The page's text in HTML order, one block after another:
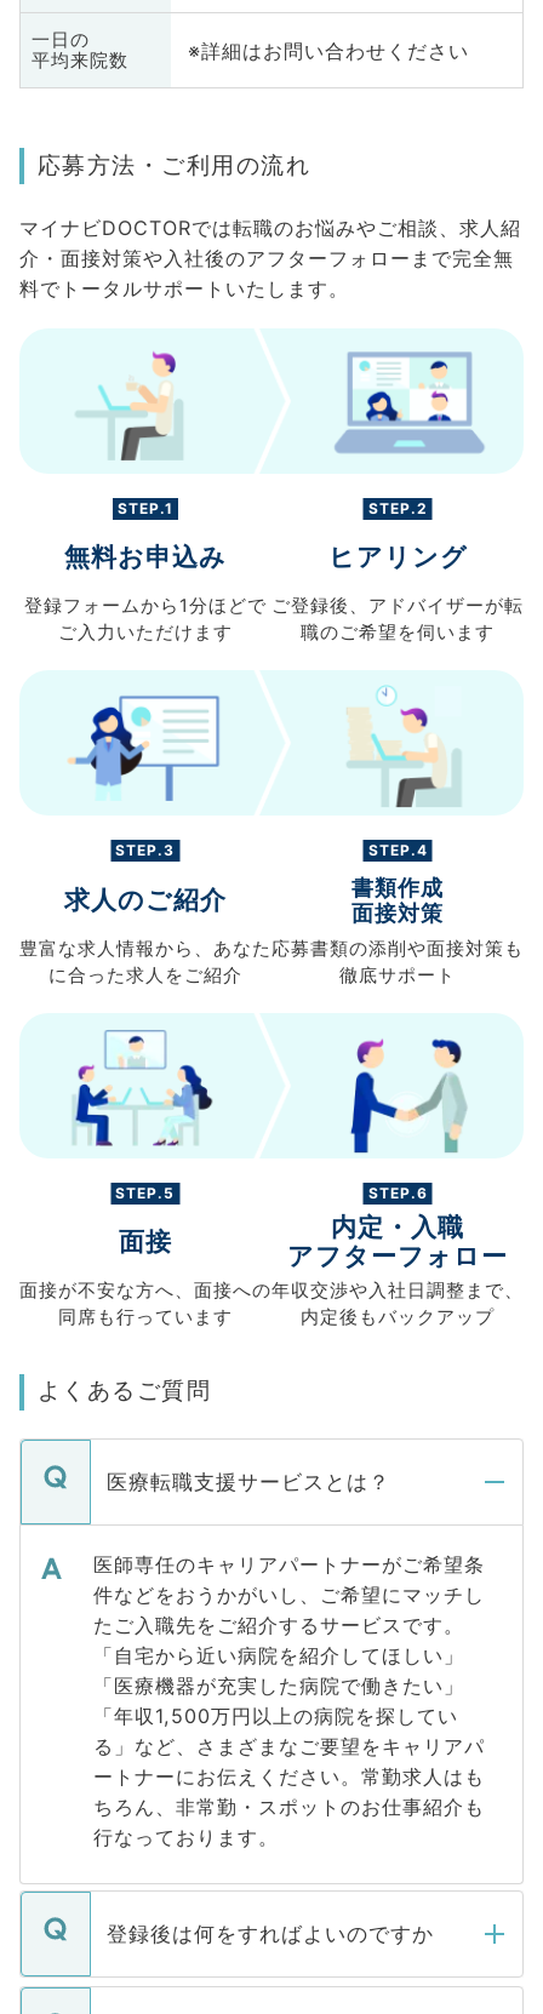
一日の
平均来院数
※詳細はお問い合わせください
応募方法・ご利用の流れ
マイナビDOCTORでは転職のお悩みやご相談、求人紹
介・面接対策や入社後のアフターフォローまで完全無
料でトータルサポートいたします。
STEP.1
無料お申込み
登録フォームから 1分ほどで
ご入力 いただけます
STEP.2
ヒアリング
ご登録後、 アドバイザーが転
職のご希望を伺います
STEP.3
求人のご紹介
豊富な求人情報から、 あなた
に合った求人を ご紹介
STEP.4
書類作成
面接対策
応募書類の添削や面接対策も
徹底サポート
STEP.5
面接
面接が不安な方へ、 面接への
同席も行っています
STEP.6
内定・入職
アフターフォロー
年収交渉や入社日調整まで、
内定後もバックアップ
よくあるご質問
医療転職支援サービスとは？
医師専任のキャリアパートナーがご希望条
件などをおうかがいし、ご希望にマッチし
たご入職先をご紹介するサービスです。
「自宅から近い病院を紹介してほしい」
「医療機器が充実した病院で働きたい」
「年収1,500万円以上の病院を探してい
る」など、さまざまなご要望をキャリアパ
ートナーにお伝えください。常勤求人はも
ちろん、非常勤・スポットのお仕事紹介も
行なっております。
登録後は何をすればよいのですか
ご登録いただきましたら、弊社担当者がご